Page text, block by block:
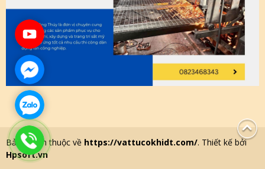
Bản quyền thuộc về https://vattucokhidt.com/. Thiết kế bởi
Hpsoft.vn